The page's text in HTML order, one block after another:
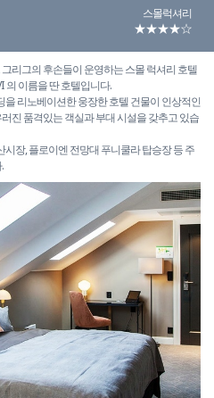
스몰럭셔리
★★★★☆
리그의 후손들이 운영하는 스몰 럭셔리 호텔
의 이름을 딴 호텔입니다.
리노베이션한 웅장한 호텔 건물이 인상적인
진 품격있는 객실과 부대 시설을 갖추고 있습
장, 플로이엔 전망대 푸니쿨라 탑승장 등 주